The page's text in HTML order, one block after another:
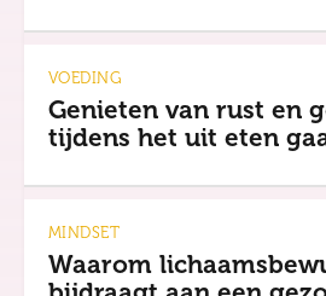
VOEDING
Genieten van rust en
tijdens het uit eten
MINDSET
Waarom